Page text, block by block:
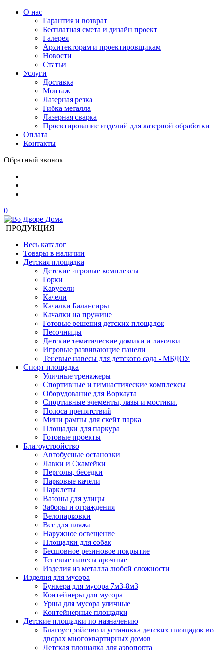
О нас
Гарантия и возврат
Бесплатная смета и дизайн проект
Галерея
Архитекторам и проектировщикам
Новости
Статьи
Услуги
Доставка
Монтаж
Лазерная резка
Гибка металла
Лазерная сварка
Проектирование изделий для лазерной обработки
Оплата
Контакты
Обратный звонок
0
ПРОДУКЦИЯ
Весь каталог
Товары в наличии
Детская площадка
Детские игровые комплексы
Горки
Карусели
Качели
Качалки Балансиры
Качалки на пружине
Готовые решения детских площадок
Песочницы
Детские тематические домики и лавочки
Игровые развивающие панели
Теневые навесы для детского сада - МБДОУ
Спорт площадка
Уличные тренажеры
Спортивные и гимнастические комплексы
Оборудование для Воркаута
Спортивные элементы, лазы и мостики.
Полоса препятствий
Мини рампы для скейт парка
Площадки для паркура
Готовые проекты
Благоустройство
Автобусные остановки
Лавки и Скамейки
Перголы, беседки
Парковые качели
Парклеты
Вазоны для улицы
Заборы и ограждения
Велопарковки
Все для пляжа
Наружное освещение
Площадки для собак
Бесшовное резиновое покрытие
Теневые навесы арочные
Изделия из металла любой сложности
Изделия для мусора
Бункера для мусора 7м3-8м3
Контейнеры для мусора
Урны для мусора уличные
Контейнерные площадки
Детские площадки по назначению
Благоустройство и установка детских площадок во
дворах многоквартирных домов
Детская площадка для аэропорта